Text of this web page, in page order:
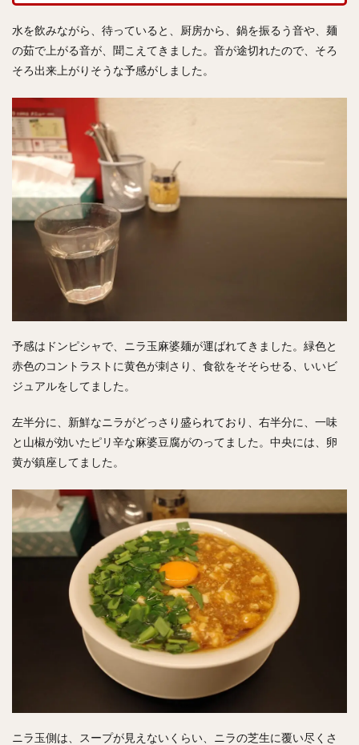
水を飲みながら、待っていると、厨房から、鍋を振るう音や、麺
の茹で上がる音が、聞こえてきました。音が途切れたので、そろ
そろ出来上がりそうな予感がしました。
予感はドンピシャで、ニラ玉麻婆麺が運ばれてきました。緑色と
赤色のコントラストに黄色が刺さり、食欲をそそらせる、いいビ
ジュアルをしてました。
左半分に、新鮮なニラがどっさり盛られており、右半分に、一味
と山椒が効いたピリ辛な麻婆豆腐がのってました。中央には、卵
黄が鎮座してました。
ニラ玉側は、スープが見えないくらい、ニラの芝生に覆い尽くさ